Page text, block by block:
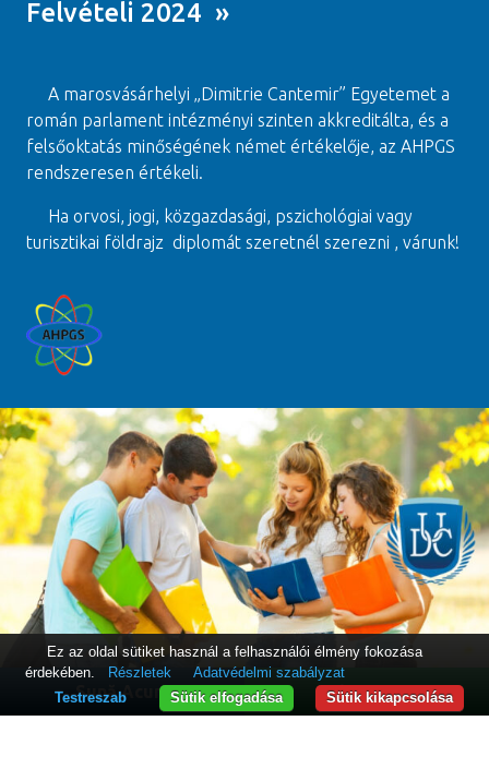
Felvételi 2024 »
A marosvásárhelyi „Dimitrie Cantemir” Egyetemet a
román parlament intézményi szinten akkreditálta, és a
felsőoktatás minőségének német értékelője, az AHPGS
rendszeresen értékeli.
Ha orvosi, jogi, közgazdasági, pszichológiai vagy
turisztikai földrajz diplomát szeretnél szerezni , várunk!
Sună Acum WhatsApp
Ez az oldal sütiket használ a felhasználói élmény fokozása
érdekében.
Részletek
Adatvédelmi szabályzat
Sütik kikapcsolása
Sütik elfogadása
Testreszab